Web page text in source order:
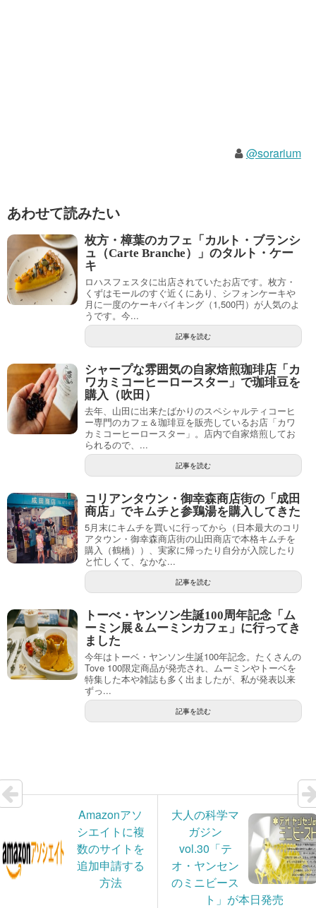
@sorarium
あわせて読みたい
枚方・樟葉のカフェ「カルト・ブランシ
ュ（Carte Branche）」のタルト・ケー
キ
ロハスフェスタに出店されていたお店です。枚方・
くずはモールのすぐ近くにあり、シフォンケーキや
月に一度のケーキバイキング（1,500円）が人気のよ
うです。今...
記事を読む
シャープな雰囲気の自家焙煎珈琲店「カ
ワカミコーヒーロースター」で珈琲豆を
購入（吹田）
去年、山田に出来たばかりのスペシャルティコーヒ
ー専門のカフェ＆珈琲豆を販売しているお店「カワ
カミコーヒーロースター」。店内で自家焙煎してお
られるので、...
記事を読む
コリアンタウン・御幸森商店街の「成田
商店」でキムチと参鶏湯を購入してきた
5月末にキムチを買いに行ってから（日本最大のコリ
アタウン・御幸森商店街の山田商店で本格キムチを
購入（鶴橋））、実家に帰ったり自分が入院したり
と忙しくて、なかな...
記事を読む
トーべ・ヤンソン生誕100周年記念「ム
ーミン展＆ムーミンカフェ」に行ってき
ました
今年はトーベ・ヤンソン生誕100年記念。たくさんの
Tove 100限定商品が発売され、ムーミンやトーベを
特集した本や雑誌も多く出ましたが、私が発表以来
ずっ...
記事を読む
Amazonアソ
シエイトに複
数のサイトを
追加申請する
方法
大人の科学マ
ガジン
vol.30「テ
オ・ヤンセン
のミニビース
ト」が本日発売